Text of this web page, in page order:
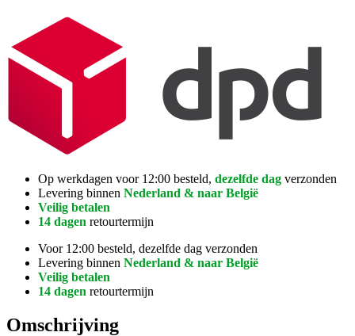
Op werkdagen voor 12:00 besteld, dezelfde dag verzonden
Levering binnen Nederland & naar België
Veilig betalen
14 dagen retourtermijn
Voor 12:00 besteld, dezelfde dag verzonden
Levering binnen Nederland & naar België
Veilig betalen
14 dagen retourtermijn
Omschrijving